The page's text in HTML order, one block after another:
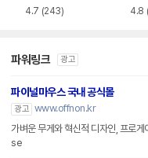
4.7 (243) 4.8
파워링크 광고
파이널마우스 국내 공식몰
광고 www.offnon.kr
가벼운 무게와 혁신적 디자인, 프로
se